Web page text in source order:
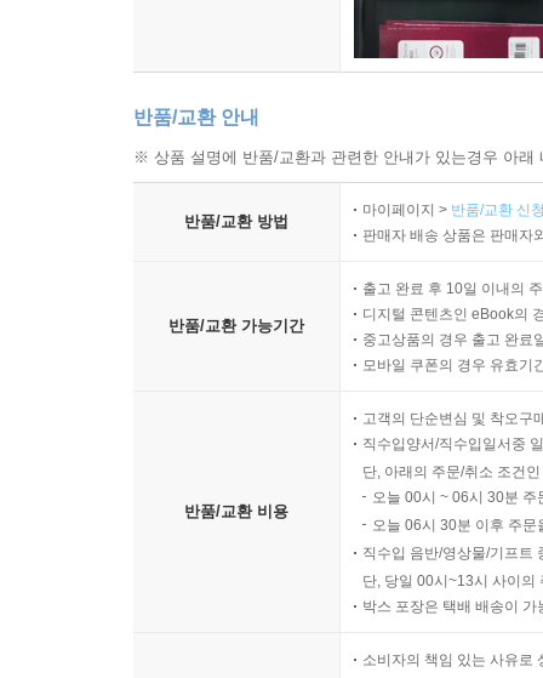
반품/교환 안내
※ 상품 설명에 반품/교환과 관련한 안내가 있는경우 아
반품/교환 방법
마이페이지 > 반품/교환 신
판매자 배송 상품은 판매자
반품/교환 가능기간
출고 완료 후 10일 이내의
디지털 콘텐츠인 eBook의
중고상품의 경우 출고 완료
모바일 쿠폰의 경우 유효기
반품/교환 비용
고객의 단순변심 및 착오구
직수입양서/직수입일서중
단, 아래의 주문/취소 조건
오늘 00시 ~ 06시 30분
오늘 06시 30분 이후 주
직수입 음반/영상물/기프트
단, 당일 00시~13시 사이의
박스 포장은 택배 배송이
소비자의 책임 있는 사유로